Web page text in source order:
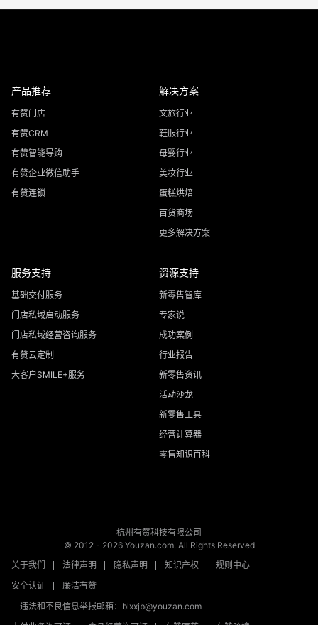
产品推荐
有赞门店
有赞CRM
有赞智能导购
有赞企业微信助手
有赞连锁
解决方案
文旅行业
鞋服行业
母婴行业
美妆行业
蛋糕烘焙
百货商场
更多解决方案
服务支持
基础交付服务
门店私域启动服务
门店私域经营咨询服务
有赞云定制
大客户SMILE+服务
资源支持
新零售智库
专家说
成功案例
行业报告
新零售资讯
活动沙龙
新零售工具
经营计算器
零售知识百科
杭州有赞科技有限公司
© 2012 - 2026Youzan.com. All Rights Reserved
关于我们
法律声明 隐私声明 知识产权
规则中心
安全认证
廉洁有赞
违法和不良信息举报邮箱：blxxjb@youzan.com